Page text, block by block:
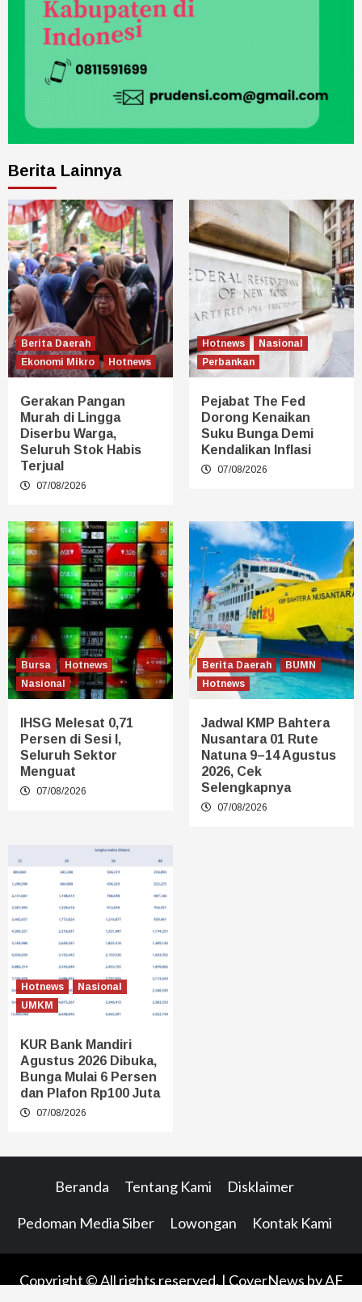
Berita Lainnya
Berita Daerah
Ekonomi Mikro
Hotnews
Gerakan Pangan
Murah di Lingga
Diserbu Warga,
Seluruh Stok Habis
Terjual
07/08/2026
Hotnews
Nasional
Perbankan
Pejabat The Fed
Dorong Kenaikan
Suku Bunga Demi
Kendalikan Inflasi
07/08/2026
Bursa
Hotnews
Nasional
IHSG Melesat 0,71
Persen di Sesi I,
Seluruh Sektor
Menguat
07/08/2026
Berita Daerah
BUMN
Hotnews
Jadwal KMP Bahtera
Nusantara 01 Rute
Natuna 9–14 Agustus
2026, Cek
Selengkapnya
07/08/2026
Hotnews
Nasional
UMKM
KUR Bank Mandiri
Agustus 2026 Dibuka,
Bunga Mulai 6 Persen
dan Plafon Rp100 Juta
07/08/2026
Beranda Tentang Kami Disklaimer
Pedoman Media Siber Lowongan Kontak Kami
Copyright © All rights reserved.|CoverNewsby AF